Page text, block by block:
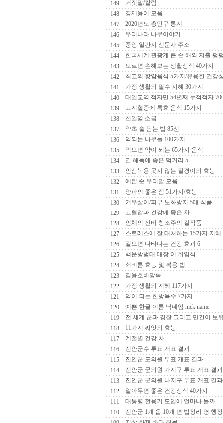
149
거짓말/칼럼
148
경제용어 모음
147
2020년도 총인구 통계
146
우리나라 나무이야기
145
중앙 일간지 신문사 주소
144
한국세계 관광계 큰 손 해외 지출 펑
143
모르면 손해보는 생활상식 40가지
142
최고의 항암음식 5가지/유용한 건강
141
가정 생활의 필수 지혜 30가지
140
대일교역 적자만 54년째 누적적자
139
고지혈증에 특효 음식 15가지
138
천일염 소금
137
약초 술 담는 법 85선
136
약되는 나무들 100가지
135
먹으면 약이 되는 65가지 음식
134
간 해독에 좋은 먹거리 5
133
인삼녹용 못지 않는 질경이의 효능
132
예쁜 순 우리말 모음
131
양파의 좋은 점 51가지/효능
130
겨우살이/피부 노화방지 5대 식품
129
고혈압과 건강에 좋은 차
128
인체의 신비 창조주의 걸작품
127
스트레스에 잘 대처하는 15가지 지혜
126
걸으면 나타나는 건강 효과 6
125
백운방범대 대장 이 취임식
124
쇠비름 효능 및 복용 법
123
김용호비망록
122
가정 생활의 지혜 117가지
121
약이 되는 한방육수 7가지
120
예쁜 한글 이름 닉네임 nick name
119
전 세계 군과 경찰 그리고 민간이 보
118
11가지 씨앗의 효능
117
계절별 건강 차
116
진안군수 투표 개표 결과
115
진안군 도의원 투표 개표 결과
114
진안군 군의원 가지구 투표 개표 결과
113
진안군 군의원 나지구 투표 개표 결과
112
알아두면 좋은 건강상식 40가지
111
대통령 전용기 도입에 얼마나 들까
110
진안군 1개 읍 10개 면 법정리 명 행